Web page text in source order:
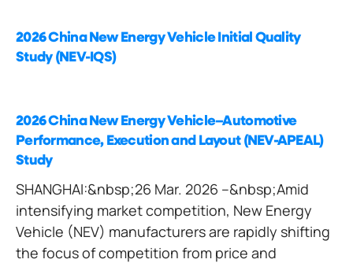
2026 China New Energy Vehicle Initial Quality
Study (NEV-IQS)
2026 China New Energy Vehicle–Automotive
Performance, Execution and Layout (NEV-APEAL)
Study
SHANGHAI:&nbsp;26 Mar. 2026 –&nbsp;Amid
intensifying market competition, New Energy
Vehicle (NEV) manufacturers are rapidly shifting
the focus of competition from price and